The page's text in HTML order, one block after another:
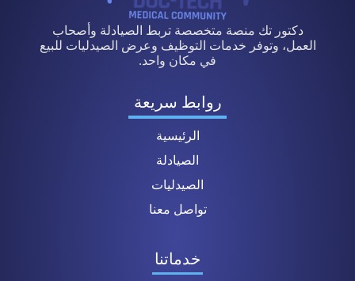
دكتور تك منصة متخصصة تربط الصيادلة وأصحاب
العمل، وتوفر خدمات التوظيف وعرض الصيدليات للبيع
في مكان واحد.
روابط سريعة
الرئيسية
الصيادلة
الصيدليات
تواصل معنا
خدماتنا